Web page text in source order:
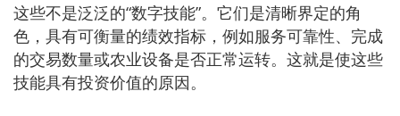
这些不是泛泛的“数字技能”。它们是清晰界定的角
色，具有可衡量的绩效指标，例如服务可靠性、完成
的交易数量或农业设备是否正常运转。这就是使这些
技能具有投资价值的原因。